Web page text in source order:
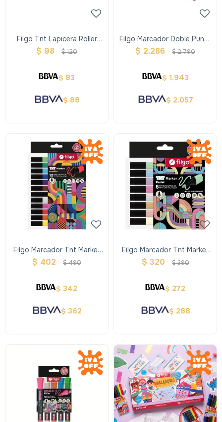
Filgo Tnt Lapicera Roller
Estuche X4 - Glam
$ 98 $120
$ 83
$ 88
Filgo Marcador Doble Punta
Artistico Alloy Estuche 96
$ 2.286 $2.790
$ 1.943
$ 2.057
Filgo Marcador Tnt Marker
3.0 - Estuche 12
$ 402 $490
$ 342
$ 362
Filgo Marcador Tnt Marker
3.0- Estuche 8 Pastel
$ 320 $390
$ 272
$ 288